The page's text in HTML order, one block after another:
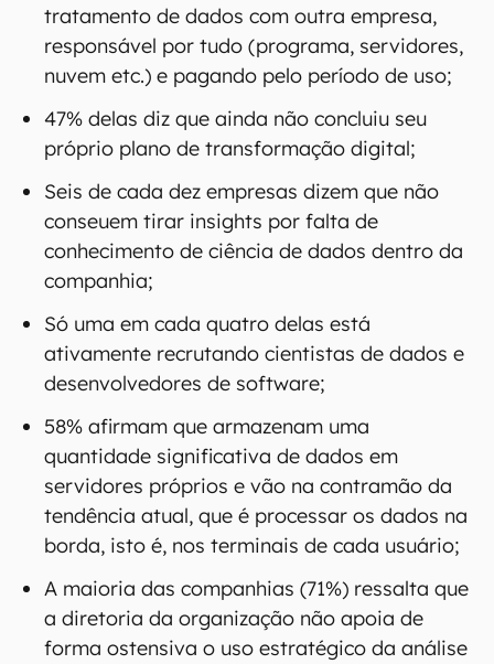
tratamento de dados com outra empresa,
responsável por tudo (programa, servidores,
nuvem etc.) e pagando pelo período de uso;
47% delas diz que ainda não concluiu seu
próprio plano de transformação digital;
Seis de cada dez empresas dizem que não
conseuem tirar insights por falta de
conhecimento de ciência de dados dentro da
companhia;
Só uma em cada quatro delas está
ativamente recrutando cientistas de dados e
desenvolvedores de software;
58% afirmam que armazenam uma
quantidade significativa de dados em
servidores próprios e vão na contramão da
tendência atual, que é processar os dados na
borda, isto é, nos terminais de cada usuário;
A maioria das companhias (71%) ressalta que
a diretoria da organização não apoia de
forma ostensiva o uso estratégico da análise